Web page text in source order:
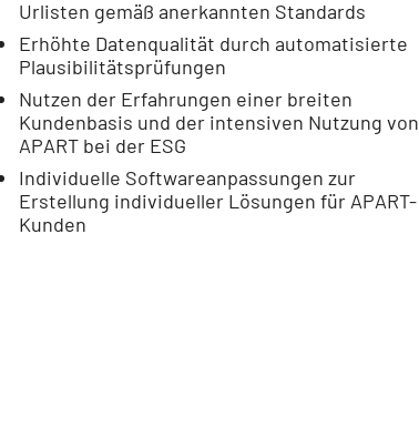
Urlisten gemäß anerkannten Standards
Erhöhte Datenqualität durch automatisierte
Plausibilitätsprüfungen
Nutzen der Erfahrungen einer breiten
Kundenbasis und der intensiven Nutzung von
APART bei der ESG
Individuelle Softwareanpassungen zur
Erstellung individueller Lösungen für APART-
Kunden